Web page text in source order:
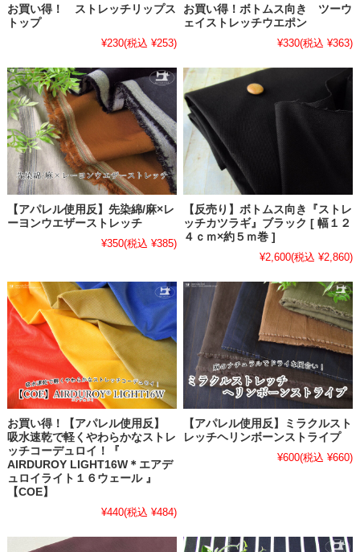
お買い得！ ストレッチリップス
トップ
¥230(税込 ¥253)
お買い得！ボトムス向き ツーウ
ェイストレッチウエポン
¥330(税込 ¥363)
【アパレル使用反】先染綿/麻×レ
ーヨンウエザーストレッチ
¥350(税込 ¥385)
【反売り】ボトムス向き『ストレ
ッチカツラギ』ブラック [ 幅１２
４ｃｍ×約５ｍ巻 ]
¥2,600(税込 ¥2,860)
お買い得！【アパレル使用反】
吸水速乾で軽くやわらかなストレ
ッチコーデュロイ！『
AIRDUROY LIGHT16W＊エアデ
ュロイライト１６ウェール 』
【COE】
¥440(税込 ¥484)
【アパレル使用反】ミラクルスト
レッチヘリンボーンストライプ
¥600(税込 ¥660)